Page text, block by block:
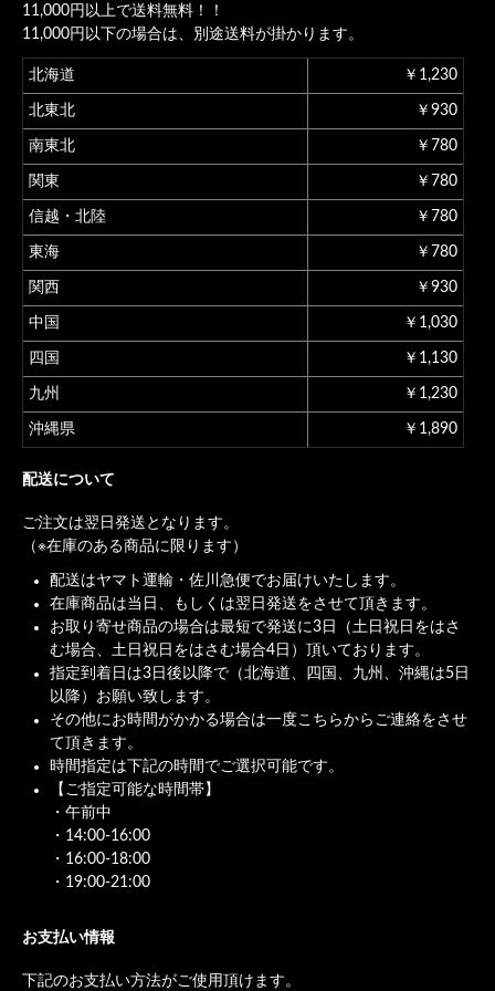
11,000円以上で送料無料！！
11,000円以下の場合は、別途送料が掛かります。
北海道 ￥1,230
北東北 ￥930
南東北 ￥780
関東 ￥780
信越・北陸 ￥780
東海 ￥780
関西 ￥930
中国 ￥1,030
四国 ￥1,130
九州 ￥1,230
沖縄県 ￥1,890
配送について
ご注文は翌日発送となります。
（※在庫のある商品に限ります）
配送はヤマト運輸・佐川急便でお届けいたします。
在庫商品は当日、もしくは翌日発送をさせて頂きます。
お取り寄せ商品の場合は最短で発送に3日（土日祝日をはさ
む場合、土日祝日をはさむ場合4日）頂いております。
指定到着日は3日後以降で（北海道、四国、九州、沖縄は5日
以降）お願い致します。
その他にお時間がかかる場合は一度こちらからご連絡をさせ
て頂きます。
時間指定は下記の時間でご選択可能です。
【ご指定可能な時間帯】
・午前中
・14:00-16:00
・16:00-18:00
・19:00-21:00
お支払い情報
下記のお支払い方法がご使用頂けます。